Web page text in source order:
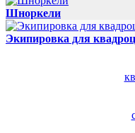
Шноркели
Экипировка для